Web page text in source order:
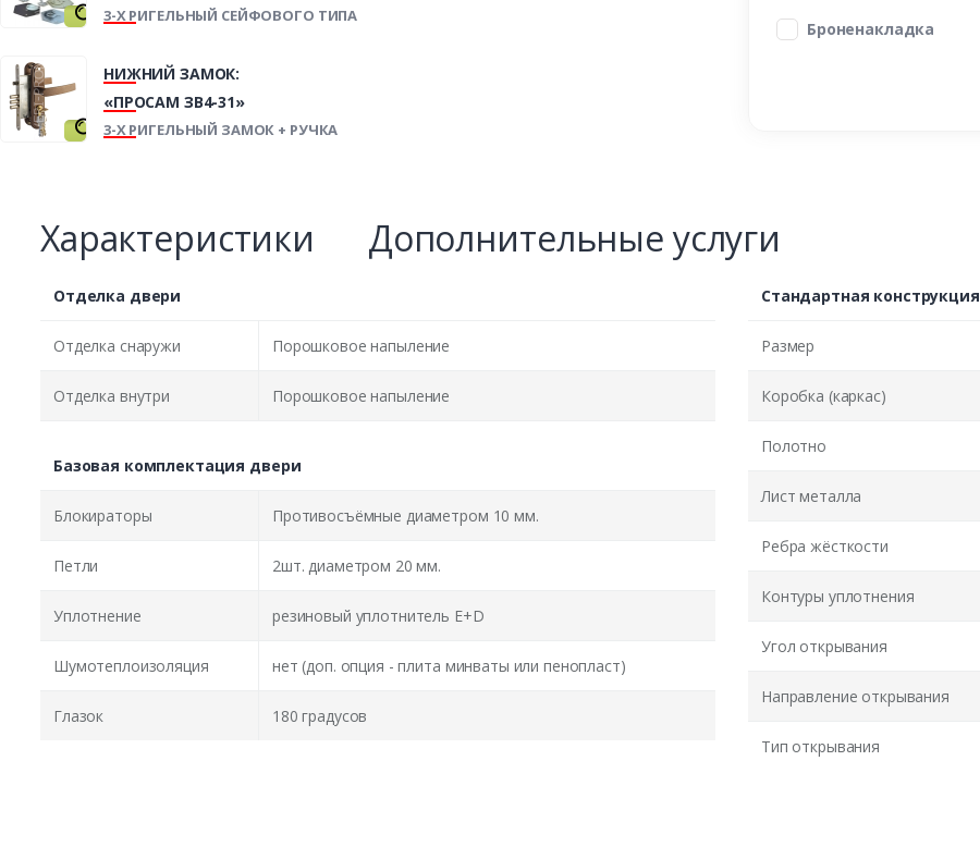
3-Х РИГЕЛЬНЫЙ СЕЙФОВОГО ТИПА
НИЖНИЙ ЗАМОК:
«ПРОСАМ ЗВ4-31»
3-Х РИГЕЛЬНЫЙ ЗАМОК + РУЧКА
Броненакладка
Характеристики Дополнительные услуги
Отделка двери
Отделка снаружи Порошковое напыление
Отделка внутри Порошковое напыление
Базовая комплектация двери
Блокираторы Противосъёмные диаметром 10 мм.
Петли 2шт. диаметром 20 мм.
Уплотнение резиновый уплотнитель E+D
Шумотеплоизоляция нет (доп. опция - плита минваты или пенопласт)
Глазок 180 градусов
Стандартная конструкция
Размер
Коробка (каркас)
Полотно
Лист металла
Ребра жёсткости
Контуры уплотнения
Угол открывания
Направление открывания
Тип открывания